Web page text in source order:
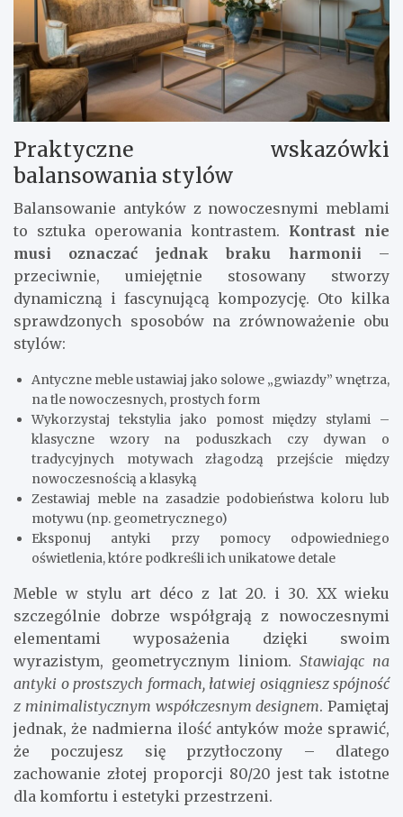
Praktyczne wskazówki
balansowania stylów
Balansowanie antyków z nowoczesnymi meblami
to sztuka operowania kontrastem. Kontrast nie
musi oznaczać jednak braku harmonii –
przeciwnie, umiejętnie stosowany stworzy
dynamiczną i fascynującą kompozycję. Oto kilka
sprawdzonych sposobów na zrównoważenie obu
stylów:
Antyczne meble ustawiaj jako solowe „gwiazdy” wnętrza,
na tle nowoczesnych, prostych form
Wykorzystaj tekstylia jako pomost między stylami –
klasyczne wzory na poduszkach czy dywan o
tradycyjnych motywach złagodzą przejście między
nowoczesnością a klasyką
Zestawiaj meble na zasadzie podobieństwa koloru lub
motywu (np. geometrycznego)
Eksponuj antyki przy pomocy odpowiedniego
oświetlenia, które podkreśli ich unikatowe detale
Meble w stylu art déco z lat 20. i 30. XX wieku
szczególnie dobrze współgrają z nowoczesnymi
elementami wyposażenia dzięki swoim
wyrazistym, geometrycznym liniom. Stawiając na
antyki o prostszych formach, łatwiej osiągniesz spójność
z minimalistycznym współczesnym designem. Pamiętaj
jednak, że nadmierna ilość antyków może sprawić,
że poczujesz się przytłoczony – dlatego
zachowanie złotej proporcji 80/20 jest tak istotne
dla komfortu i estetyki przestrzeni.